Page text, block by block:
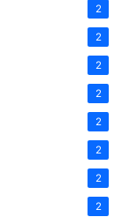
2
2
2
2
2
2
2
2